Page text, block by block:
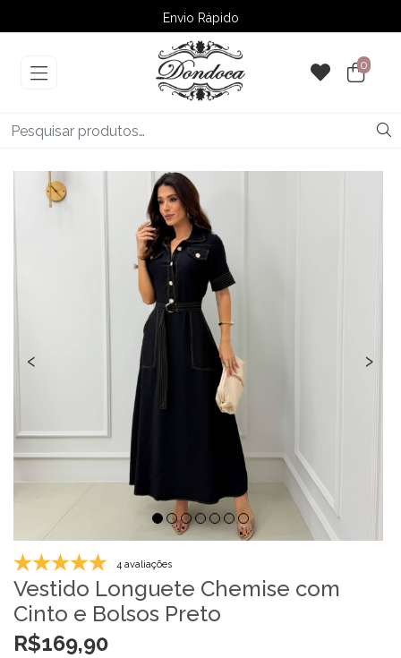
Envio Rápido
➚ Ofertas– Até 60% OFF
0
‹ ›
4 avaliações
Vestido Longuete Chemise com
Cinto e Bolsos Preto
R$169,90